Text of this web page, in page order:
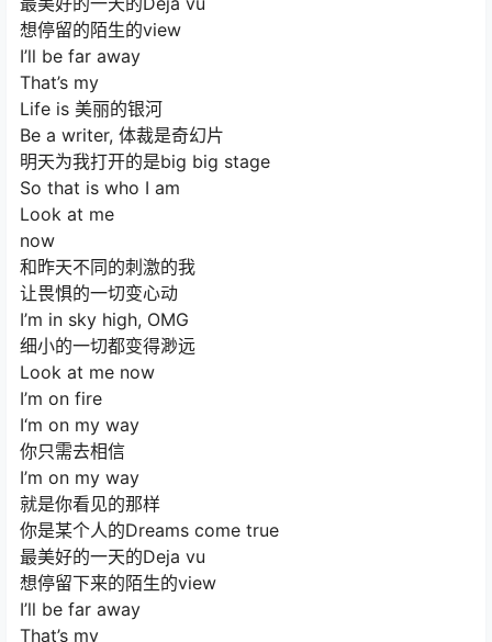
想停留的陌生的view
I’ll be far away
That’s my
Life is 美丽的银河
Be a writer, 体裁是奇幻片
明天为我打开的是big big stage
So that is who I am
Look at me
now
和昨天不同的刺激的我
让畏惧的一切变心动
I’m in sky high, OMG
细小的一切都变得渺远
Look at me now
I’m on fire
I‘m on my way
你只需去相信
I’m on my way
就是你看见的那样
你是某个人的Dreams come true
最美好的一天的Deja vu
想停留下来的陌生的view
I’ll be far away
That’s my